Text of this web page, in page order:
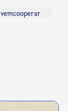
vemcooperar